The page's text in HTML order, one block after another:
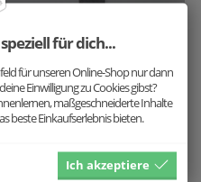
für dich...
für unseren Online-Shop nur dann
Einwilligung zu Cookies gibst?
maßgeschneiderte Inhalte
beste Einkaufserlebnis bieten.
Ich akzeptiere